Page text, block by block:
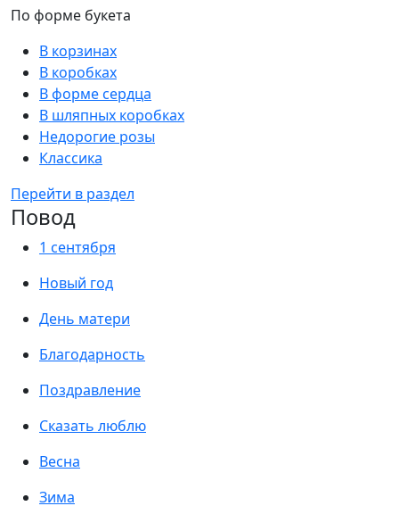
По форме букета
В корзинах
В коробках
В форме сердца
В шляпных коробках
Недорогие розы
Классика
Перейти в раздел
Повод
1 сентября
Новый год
День матери
Благодарность
Поздравление
Сказать люблю
Весна
Зима